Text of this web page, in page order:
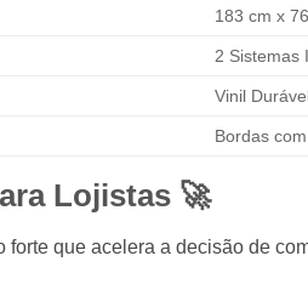
183 cm x
2 Sistemas
Vinil
Bordas
Lojistas 🚀
forte que acelera a decisão de